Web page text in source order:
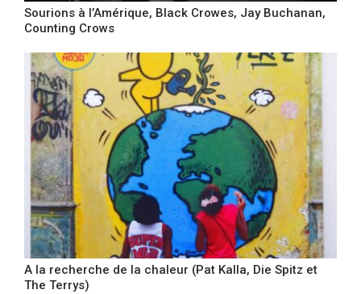
Sourions à l’Amérique, Black Crowes, Jay Buchanan,
Counting Crows
A la recherche de la chaleur (Pat Kalla, Die Spitz et
The Terrys)